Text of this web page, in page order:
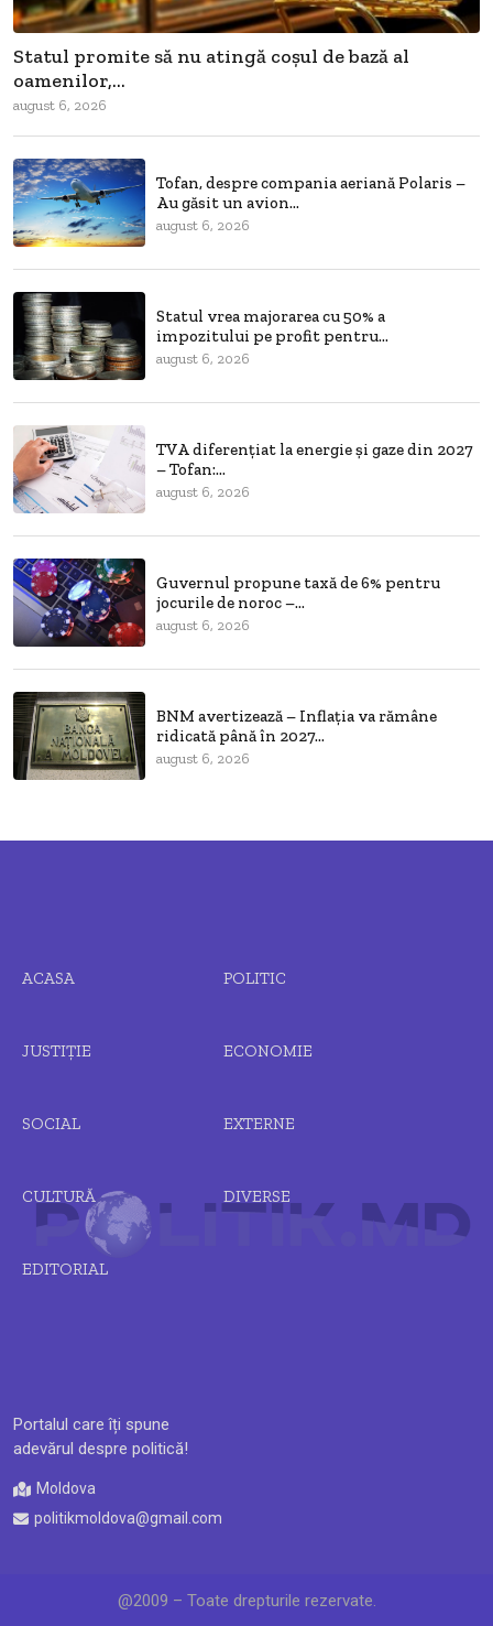
Statul promite să nu atingă coșul de bază al
oamenilor,...
august 6, 2026
Tofan, despre compania aeriană Polaris –
Au găsit un avion...
august 6, 2026
Statul vrea majorarea cu 50% a
impozitului pe profit pentru...
august 6, 2026
TVA diferențiat la energie și gaze din 2027
– Tofan:...
august 6, 2026
Guvernul propune taxă de 6% pentru
jocurile de noroc –...
august 6, 2026
BNM avertizează – Inflația va rămâne
ridicată până în 2027...
august 6, 2026
Portalul care îți spune
adevărul despre politică!
Moldova
politikmoldova@gmail.com
ACASA POLITIC
JUSTIȚIE ECONOMIE
SOCIAL EXTERNE
CULTURĂ DIVERSE
EDITORIAL
@2009 – Toate drepturile rezervate.